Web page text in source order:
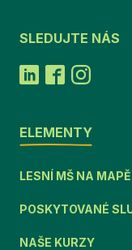
SLEDUJTE NÁS
ELEMENTY
LESNÍ MŠ NA MAPĚ
POSKYTOVANÉ
NAŠE KURZY